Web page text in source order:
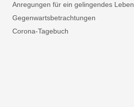
Anregungen für ein gelingendes Leben
Gegenwartsbetrachtungen
Corona-Tagebuch